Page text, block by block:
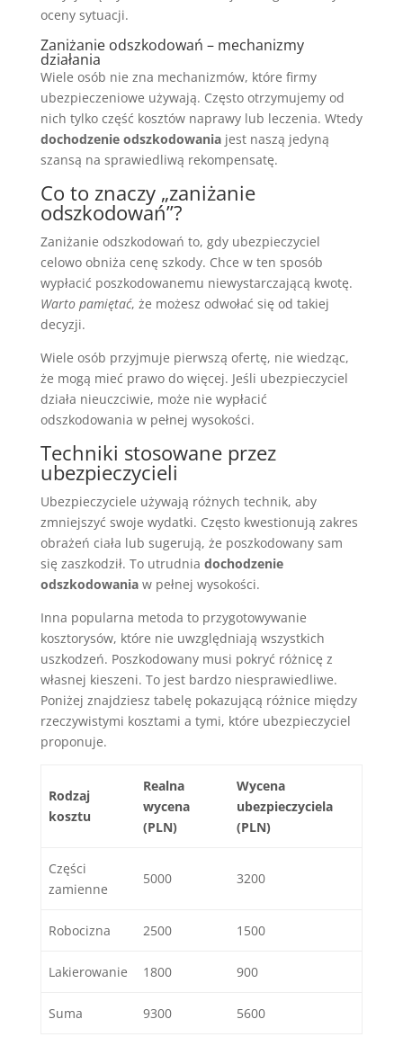
oceny sytuacji.
Zaniżanie odszkodowań – mechanizmy
działania
Wiele osób nie zna mechanizmów, które firmy
ubezpieczeniowe używają. Często otrzymujemy od
nich tylko część kosztów naprawy lub leczenia. Wtedy
dochodzenie odszkodowaniajest naszą jedyną
szansą na sprawiedliwą rekompensatę.
Co to znaczy „zaniżanie
odszkodowań”?
Zaniżanie odszkodowań to, gdy ubezpieczyciel
celowo obniża cenę szkody. Chce w ten sposób
wypłacić poszkodowanemu niewystarczającą kwotę.
Warto pamiętać, że możesz odwołać się od takiej
decyzji.
Wiele osób przyjmuje pierwszą ofertę, nie wiedząc,
że mogą mieć prawo do więcej. Jeśli ubezpieczyciel
działa nieuczciwie, może nie wypłacić
odszkodowania w pełnej wysokości.
Techniki stosowane przez
ubezpieczycieli
Ubezpieczyciele używają różnych technik, aby
zmniejszyć swoje wydatki. Często kwestionują zakres
obrażeń ciała lub sugerują, że poszkodowany sam
się zaszkodził. To utrudnia dochodzenie
odszkodowaniaw pełnej wysokości.
Inna popularna metoda to przygotowywanie
kosztorysów, które nie uwzględniają wszystkich
uszkodzeń. Poszkodowany musi pokryć różnicę z
własnej kieszeni. To jest bardzo niesprawiedliwe.
Poniżej znajdziesz tabelę pokazującą różnice między
rzeczywistymi kosztami a tymi, które ubezpieczyciel
proponuje.
Rodzaj
kosztu
Realna
wycena
(PLN)
Wycena
ubezpieczyciela
(PLN)
Części
zamienne
5000 3200
Robocizna 2500 1500
Lakierowanie 1800 900
Suma 9300 5600